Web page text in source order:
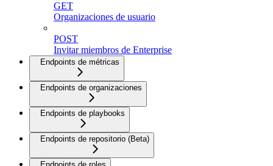
GET
Organizaciones de usuario
POST
Invitar miembros de Enterprise
Endpoints de métricas
Endpoints de organizaciones
Endpoints de playbooks
Endpoints de repositorio (Beta)